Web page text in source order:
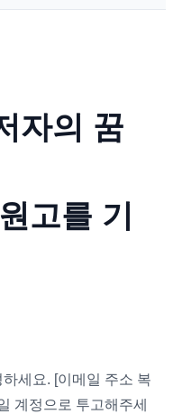
자의 꿈
고를 기
세요. [이메일 주소 복
계정으로 투고해주세